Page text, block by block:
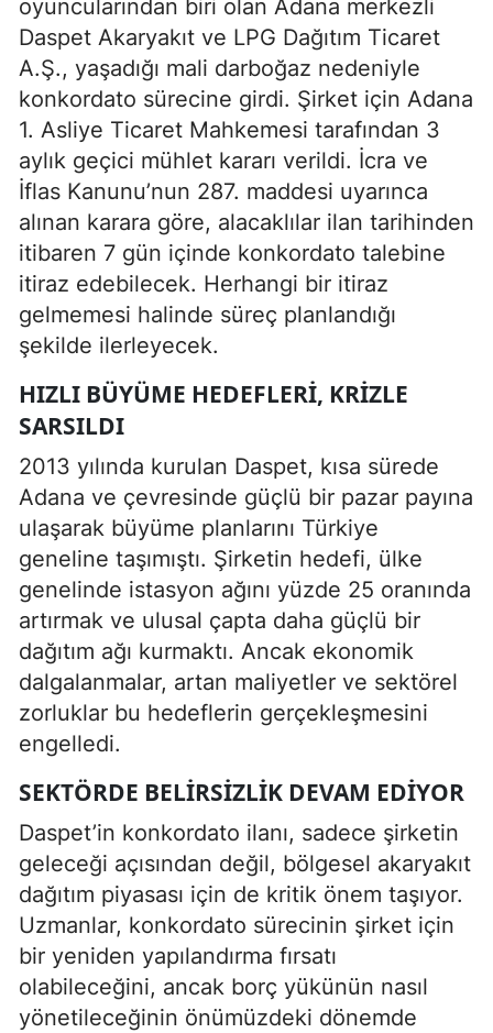
oyuncularından biri olan Adana merkezli
Daspet Akaryakıt ve LPG Dağıtım Ticaret
A.Ş., yaşadığı mali darboğaz nedeniyle
konkordato sürecine girdi. Şirket için Adana
1. Asliye Ticaret Mahkemesi tarafından 3
aylık geçici mühlet kararı verildi. İcra ve
İflas Kanunu’nun 287. maddesi uyarınca
alınan karara göre, alacaklılar ilan tarihinden
itibaren 7 gün içinde konkordato talebine
itiraz edebilecek. Herhangi bir itiraz
gelmemesi halinde süreç planlandığı
şekilde ilerleyecek.
HIZLI BÜYÜME HEDEFLERI, KRIZLE
SARSILDI
2013 yılında kurulan Daspet, kısa sürede
Adana ve çevresinde güçlü bir pazar payına
ulaşarak büyüme planlarını Türkiye
geneline taşımıştı. Şirketin hedefi, ülke
genelinde istasyon ağını yüzde 25 oranında
artırmak ve ulusal çapta daha güçlü bir
dağıtım ağı kurmaktı. Ancak ekonomik
dalgalanmalar, artan maliyetler ve sektörel
zorluklar bu hedeflerin gerçekleşmesini
engelledi.
SEKTÖRDE BELIRSIZLIK DEVAM EDIYOR
Daspet’in konkordato ilanı, sadece şirketin
geleceği açısından değil, bölgesel akaryakıt
dağıtım piyasası için de kritik önem taşıyor.
Uzmanlar, konkordato sürecinin şirket için
bir yeniden yapılandırma fırsatı
olabileceğini, ancak borç yükünün nasıl
yönetileceğinin önümüzdeki dönemde